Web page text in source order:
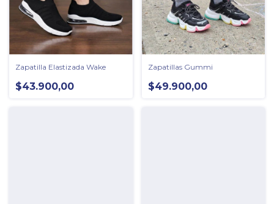
Zapatilla Elastizada Wake
$43.900,00
Zapatillas Gummi
$49.900,00